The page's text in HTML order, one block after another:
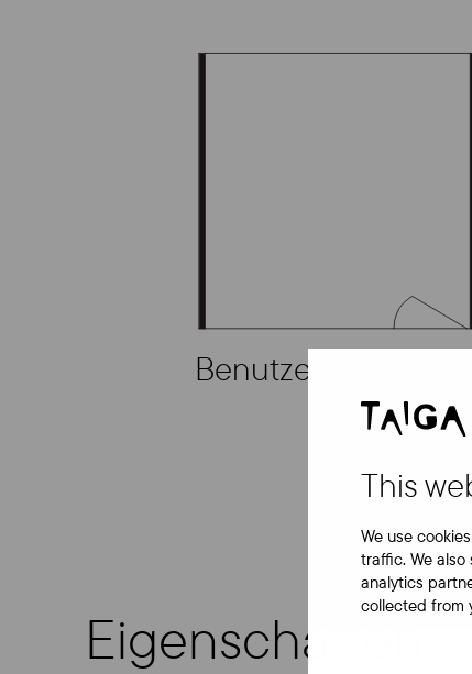
This
We use
traffic. We
analytics
collected from
Benutzerdefiniert
Eigenschaften